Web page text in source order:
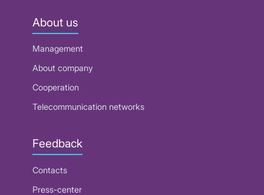
About us
Management
About company
Cooperation
Telecommunication networks
Feedback
Contacts
Press-center